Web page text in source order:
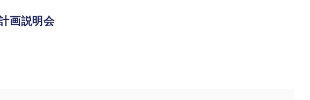
画説明会